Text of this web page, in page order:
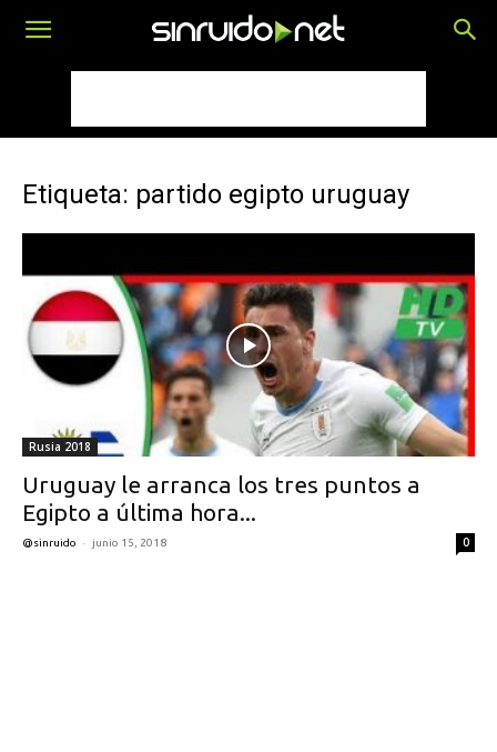
Etiqueta: partido egipto uruguay
Rusia 2018
Uruguay le arranca los tres puntos a
Egipto a última hora...
@sinruido - junio 15, 2018 0